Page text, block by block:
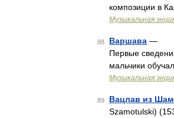
композиции в
Музыкальная
88 Варшава —
Первые
мальчики
Музыкальная
89 Вацлав из
Szamotulski)